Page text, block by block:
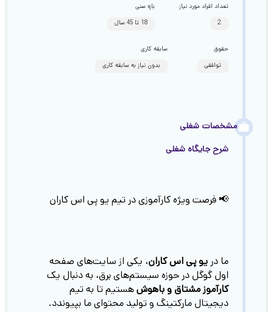
تعداد افراد مورد نیاز
2
بازه سنی
18 تا 45 سال
حقوق
توافقی
سابقه کاری
بدون نیاز به سابقه کاری
مشخصات شغلی
شرح جایگاه شغلی
📢 فرصت ویژه کارآموزی در تیم یو پی اس کاران
ما دریو پی اس کاران، یکی از سایت‌های صفحه
اول گوگل در حوزه سیستم‌های برق، به دنبال یک
کارآموز مشتاق و باهوشهستیم تا به تیم
دیجیتال مارکتینگ و تولید محتوای ما بپیوندد.